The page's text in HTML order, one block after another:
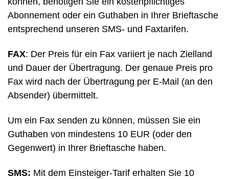
Abonnement oder ein Guthaben in Ihrer Brieftasche
entsprechend unseren SMS- und Faxtarifen.
FAX: Der Preis für ein Fax variiert je nach Zielland
und Dauer der Übertragung. Der genaue Preis pro
Fax wird nach der Übertragung per E-Mail (an den
Absender) übermittelt.
Um ein Fax senden zu können, müssen Sie ein
Guthaben von mindestens 10 EUR (oder den
Gegenwert) in Ihrer Brieftasche haben.
SMS: Mit dem Einsteiger-Tarif erhalten Sie 10